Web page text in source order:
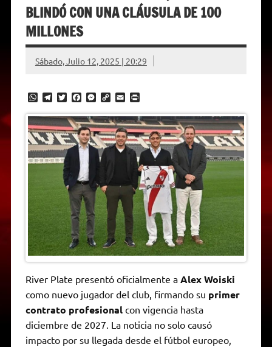
BLINDÓ CON UNA CLÁUSULA DE 100
MILLONES
Sábado, Julio 12, 2025 | 20:29
W
a
t
s
A
p
p
T
l
e
g
r
a
m
T
i
t
t
e
r
F
c
e
b
o
k
M
s
s
e
n
g
e
C
p
y
L
i
E
a
i
l
P
i
n
t
F
r
i
e
n
d
l
y
River Plate presentó oficialmente a Alex Woiski
como nuevo jugador del club, firmando su primer
contrato profesionalcon vigencia hasta
diciembre de 2027. La noticia no solo causó
impacto por su llegada desde el fútbol europeo,